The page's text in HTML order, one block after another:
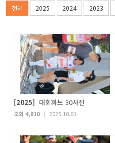
전체 2025 2024 2023
[2025] 대회화보 30사진
조회 4,810 | 2025.10.01